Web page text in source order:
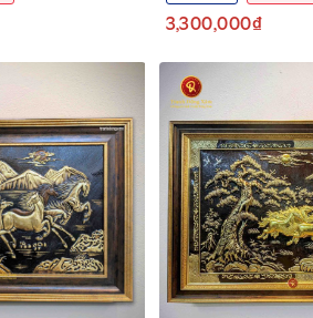
3,300,000₫